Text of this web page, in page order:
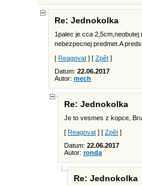
Re: Jednokolka
1palec je cca
nebezpecnej predmet.A
[ Reagovat ] [ Zpět ]
Datum: 22.06.2017
Autor: mech
Re: Jednokolka
Je to vesmes z kopce,
[ Reagovat ] [ Zpět ]
Datum: 22.06.2017
Autor: ronda
Re: Jednokolka